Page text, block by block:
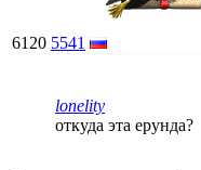
6120 5541
lonelity
откуда эта ерунда?